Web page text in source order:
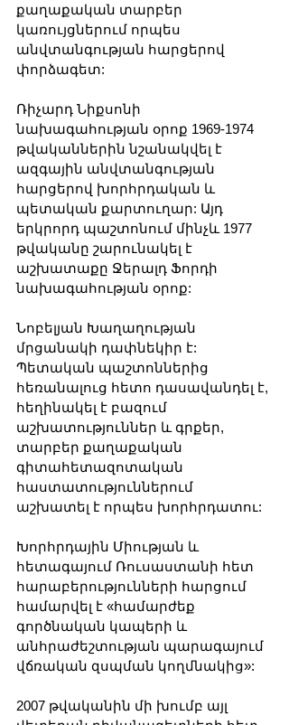
քաղաքական տարբեր
կառույցներում որպես
անվտանգության հարցերով
փորձագետ:
Ռիչարդ Նիքսոնի
նախագահության օրոք 1969-1974
թվականներին նշանակվել է
ազգային անվտանգության
հարցերով խորհրդական և
պետական քարտուղար: Այդ
երկրորդ պաշտոնում մինչև 1977
թվականը շարունակել է
աշխատաքը Ջերալդ Ֆորդի
նախագահության օրոք:
Նոբելյան Խաղաղության
մրցանակի դափնեկիր է:
Պետական պաշտոններից
հեռանալուց հետո դասավանդել է,
հեղինակել է բազում
աշխատություններ և գրքեր,
տարբեր քաղաքական
գիտահետազոտական
հաստատություններում
աշխատել է որպես խորհրդատու:
Խորհրդային Միության և
հետագայում Ռուսաստանի հետ
հարաբերությունների հարցում
համարվել է «համարժեք
գործնական կապերի և
անհրաժեշտության պարագայում
վճռական զսպման կողմնակից»:
2007 թվականին մի խումբ այլ